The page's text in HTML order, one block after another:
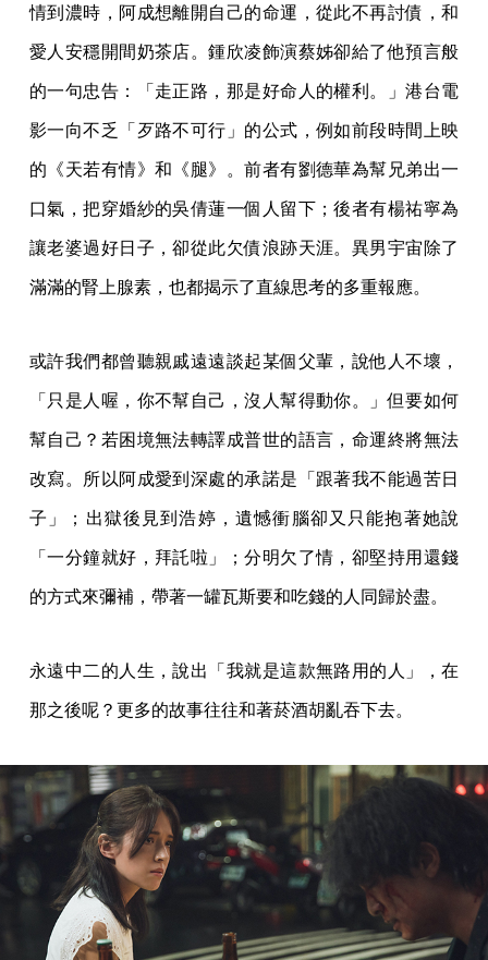
情到濃時，阿成想離開自己的命運，從此不再討債，和
愛人安穩開間奶茶店。鍾欣凌飾演蔡姊卻給了他預言般
的一句忠告：「走正路，那是好命人的權利。」港台電
影一向不乏「歹路不可行」的公式，例如前段時間上映
的《天若有情》和《腿》。前者有劉德華為幫兄弟出一
口氣，把穿婚紗的吳倩蓮一個人留下；後者有楊祐寧為
讓老婆過好日子，卻從此欠債浪跡天涯。異男宇宙除了
滿滿的腎上腺素，也都揭示了直線思考的多重報應。
或許我們都曾聽親戚遠遠談起某個父輩，說他人不壞，
「只是人喔，你不幫自己，沒人幫得動你。」但要如何
幫自己？若困境無法轉譯成普世的語言，命運終將無法
改寫。所以阿成愛到深處的承諾是「跟著我不能過苦日
子」；出獄後見到浩婷，遺憾衝腦卻又只能抱著她說
「一分鐘就好，拜託啦」；分明欠了情，卻堅持用還錢
的方式來彌補，帶著一罐瓦斯要和吃錢的人同歸於盡。
永遠中二的人生，說出「我就是這款無路用的人」，在
那之後呢？更多的故事往往和著菸酒胡亂吞下去。